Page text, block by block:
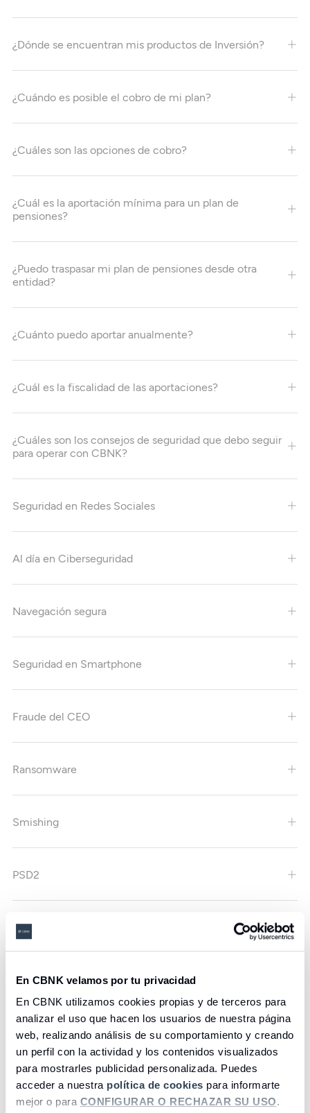
En CBNK velamos por tu privacidad
En CBNK utilizamos cookies propias y de terceros para
analizar el uso que hacen los usuarios de nuestra página
web, realizando análisis de su comportamiento y creando
un perfil con la actividad y los contenidos visualizados
para mostrarles publicidad personalizada. Puedes
acceder a nuestra política de cookies para informarte
mejor o para CONFIGURAR O RECHAZAR SU USO.
¿Dónde se encuentran mis productos de Inversión?
¿Cuándo es posible el cobro de mi plan?
¿Cuáles son las opciones de cobro?
¿Cuál es la aportación mínima para un plan de
pensiones?
¿Puedo traspasar mi plan de pensiones desde otra
entidad?
¿Cuánto puedo aportar anualmente?
¿Cuál es la fiscalidad de las aportaciones?
¿Cuáles son los consejos de seguridad que debo seguir
para operar con CBNK?
Seguridad en Redes Sociales
Al día en Ciberseguridad
Navegación segura
Seguridad en Smartphone
Fraude del CEO
Ransomware
Smishing
PSD2
Notificar incidente
Contraseñas y claves
Seguridad en el PC
Fraude Online